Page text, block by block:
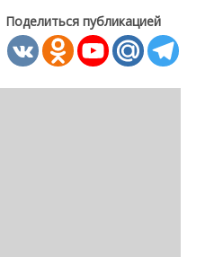
Поделиться публикацией